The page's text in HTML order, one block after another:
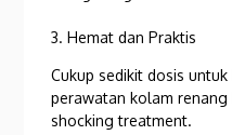
3. Hemat dan Praktis
Cukup sedikit dosis
perawatan kolam
shocking treatment.